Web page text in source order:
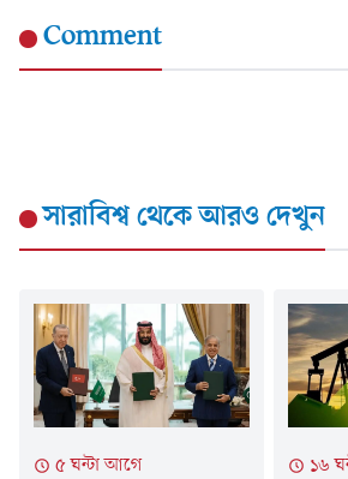
Comment
সারাবিশ্বথেকে আরও দেখুন
৫ ঘন্টা আগে
১৬